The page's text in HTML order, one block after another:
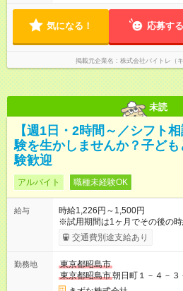
気になる！ 応募する
掲載元企業名 株式会社バイトレ（
未読
【週1日・2時間～／シフト
験を生かしませんか？子ど
験歓迎
アルバイト 職種未経験OK
給与
時給1,226円～1,500円
※試用期間は1ヶ月でその後の
です。 【試用期間】試用期間あり 試用期間の長さ：1ヶ月 ※ 雇
用形態と給与に、本採用時と異
交通費別途支給あり
勤務地
東京都昭島市
東京都昭島市朝日町１－４－３